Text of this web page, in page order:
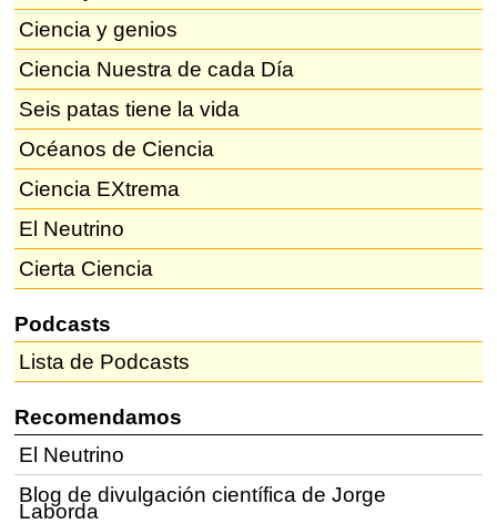
Ciencia y genios
Ciencia Nuestra de cada Día
Seis patas tiene la vida
Océanos de Ciencia
Ciencia EXtrema
El Neutrino
Cierta Ciencia
Podcasts
Lista de Podcasts
Recomendamos
El Neutrino
Blog de divulgación científica de Jorge
Laborda